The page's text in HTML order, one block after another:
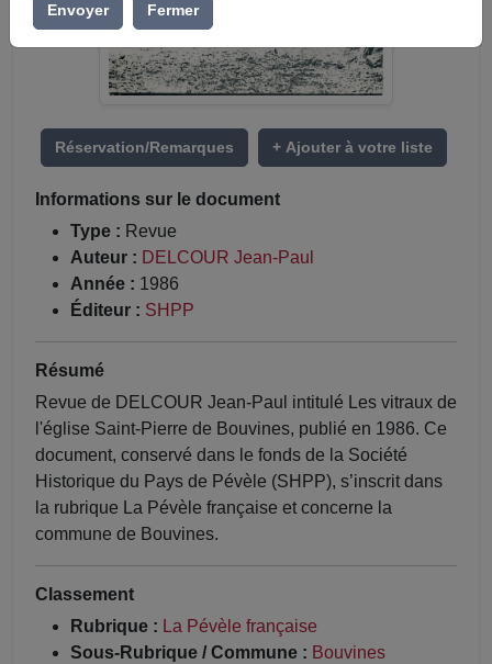
Réservation/Remarques + Ajouter à votre liste
Informations sur le document
Type : Revue
Auteur : DELCOUR Jean-Paul
Année : 1986
Éditeur : SHPP
Résumé
Revue de DELCOUR Jean-Paul intitulé Les vitraux de
l'église Saint-Pierre de Bouvines, publié en 1986. Ce
document, conservé dans le fonds de la Société
Historique du Pays de Pévèle (SHPP), s’inscrit dans
la rubrique La Pévèle française et concerne la
commune de Bouvines.
Classement
Rubrique : La Pévèle française
Sous-Rubrique / Commune : Bouvines
Envoyer Fermer